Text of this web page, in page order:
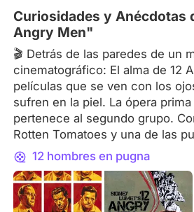
Curiosidades y Anécdotas
Angry Men"
🎬 Detrás de las paredes de un
cinematográfico: El alma de 12
películas que se ven con los
sufren en la piel. La ópera
pertenece al segundo grupo.
Rotten Tomatoes y una de las
perfectas de la historia del cine,
encierra a doce desconocidos
asfixiante para decidir si un
la silla eléctrica. Lo que
12 hombres en pugna